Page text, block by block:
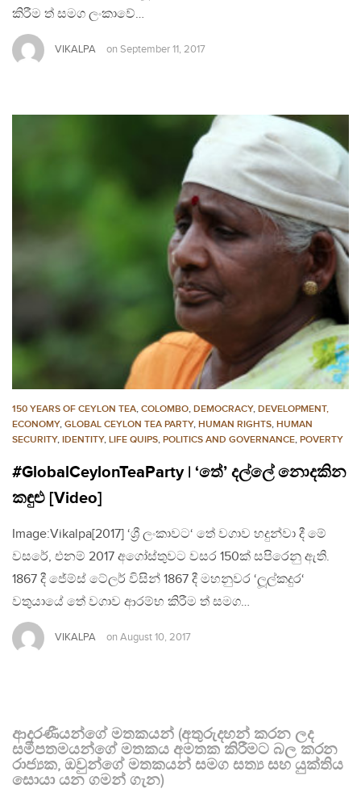
කිරීම ත් සමග ලංකාවේ…
VIKALPA on September 11, 2017
150 YEARS OF CEYLON TEA, COLOMBO, DEMOCRACY, DEVELOPMENT,
ECONOMY, GLOBAL CEYLON TEA PARTY, HUMAN RIGHTS, HUMAN
SECURITY, IDENTITY, LIFE QUIPS, POLITICS AND GOVERNANCE, POVERTY
#GlobalCeylonTeaParty | ‘තේ’ දල්ලේ නොදකින
කඳුළු [Video]
Image:Vikalpa[2017] ‘ශ්‍රී ලංකාවට‘ තේ වගාව හදුන්වා දී මේ
වසරේ, එනම් 2017 අගෝස්තුවට වසර 150ක් සපිරෙනු ඇති.
1867 දී ජේම්ස් ටේලර් විසින් 1867 දී මහනුවර ‘ලූල්කදුර‘
වතුයායේ තේ වගාව ආරම්භ කිරීම ත් සමග…
VIKALPA on August 10, 2017
ආදරණීයන්ගේ මතකයන් (අතුරුදහන් කරන ලද
සමීපතමයන්ගේ මතකය අමතක කිරීමට බල කරන
රාජ්‍යක, ඔවුන්ගේ මතකයන් සමග සත්‍ය සහ යුක්තිය
සොයා යන ගමන් ගැන)